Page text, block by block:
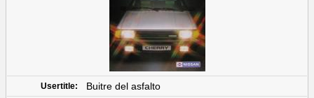
Usertitle: Buitre del asfalto